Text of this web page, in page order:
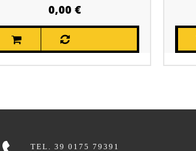
0,00 €
TEL. 39 0175 79391